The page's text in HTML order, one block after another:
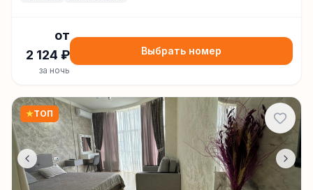
от
2 124 ₽
за ночь
Выбрать номер
★ТОП